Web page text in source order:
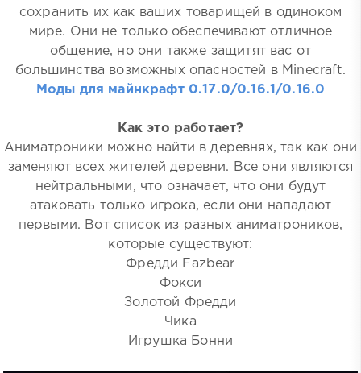
сохранить их как ваших товарищей в одиноком
мире. Они не только обеспечивают отличное
общение, но они также защитят вас от
большинства возможных опасностей в Minecraft.
Моды для майнкрафт 0.17.0/0.16.1/0.16.0
Как это работает?
Аниматроники можно найти в деревнях, так как они
заменяют всех жителей деревни. Все они являются
нейтральными, что означает, что они будут
атаковать только игрока, если они нападают
первыми. Вот список из разных аниматроников,
которые существуют:
Фредди Fazbear
Фокси
Золотой Фредди
Чика
Игрушка Бонни